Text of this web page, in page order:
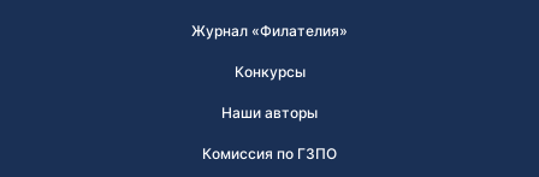
Журнал «Филателия»
Конкурсы
Наши авторы
Комиссия по ГЗПО